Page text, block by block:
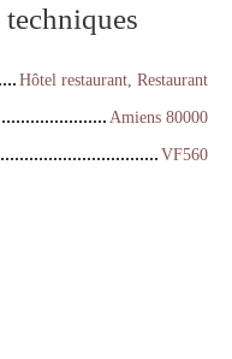
techniques
Hôtel restaurant, Restaurant
Amiens 80000
VF560